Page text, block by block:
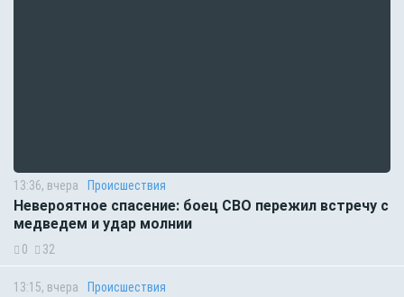
13:36, вчера Происшествия
Невероятное спасение: боец СВО пережил встречу с
медведем и удар молнии
0 32
13:15, вчера Происшествия